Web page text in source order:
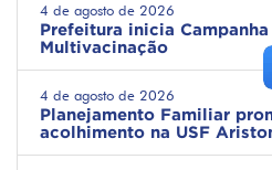
4 de agosto de 2026
Prefeitura inicia
Multivacinação
4 de agosto de 2026
Planejamento Familiar
acolhimento na USF